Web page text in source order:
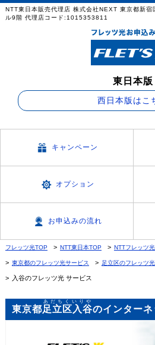
NTT東日本販売代理店 株式会社NEXT 東京都新宿区高田馬場4-40-11 高田馬場看山ビ
ル9階 代理店コード:1015353811
東日本版
西日本版はこ
キャンペーン
オプション
お申込みの流れ
フレッツ光TOP NTT東日本TOP NTTフレッツ
東京都のフレッツ光サービス 足立区のフレッツ
入谷のフレッツ光 サービス
東京都足立区入谷
あだちくいりや
のインター